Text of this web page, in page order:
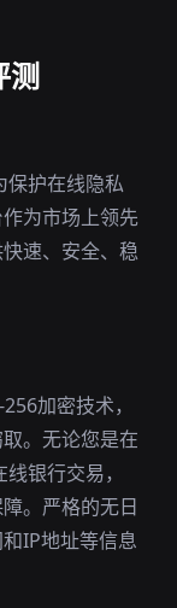
测
保护在线隐私
为市场上领先
速、安全、稳
加密技术，
。无论您是在
银行交易，
。严格的无日
IP地址等信息